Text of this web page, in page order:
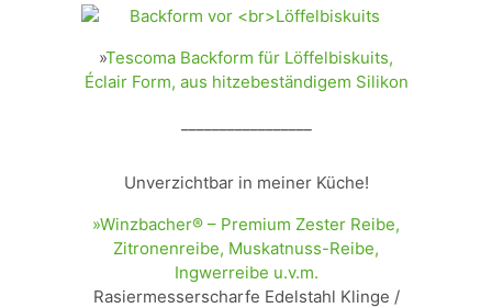
»Tescoma Backform für Löffelbiskuits,
Éclair Form, aus hitzebeständigem Silikon
Unverzichtbar in meiner Küche!
»Winzbacher® – Premium Zester Reibe,
Zitronenreibe, Muskatnuss-Reibe,
Ingwerreibe u.v.m.
Rasiermesserscharfe Edelstahl Klinge /